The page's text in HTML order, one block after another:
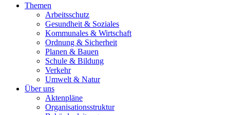
Themen
Arbeitsschutz
Gesundheit & Soziales
Kommunales & Wirtschaft
Ordnung & Sicherheit
Planen & Bauen
Schule & Bildung
Verkehr
Umwelt & Natur
Über uns
Aktenpläne
Organisationsstruktur